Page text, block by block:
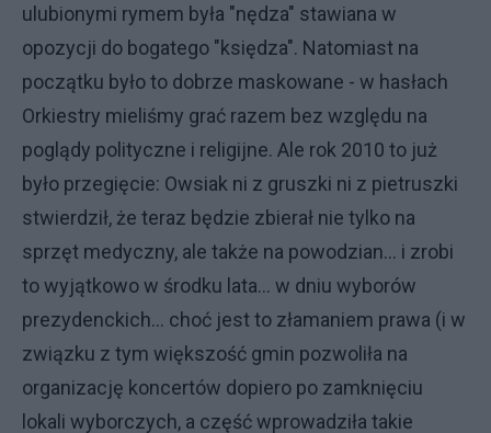
ulubionymi rymem była "nędza" stawiana w
opozycji do bogatego "księdza". Natomiast na
początku było to dobrze maskowane - w hasłach
Orkiestry mieliśmy grać razem bez względu na
poglądy polityczne i religijne. Ale rok 2010 to już
było przegięcie: Owsiak ni z gruszki ni z pietruszki
stwierdził, że teraz będzie zbierał nie tylko na
sprzęt medyczny, ale także na powodzian... i zrobi
to wyjątkowo w środku lata... w dniu wyborów
prezydenckich... choć jest to złamaniem prawa (i w
związku z tym większość gmin pozwoliła na
organizację koncertów dopiero po zamknięciu
lokali wyborczych, a część wprowadziła takie